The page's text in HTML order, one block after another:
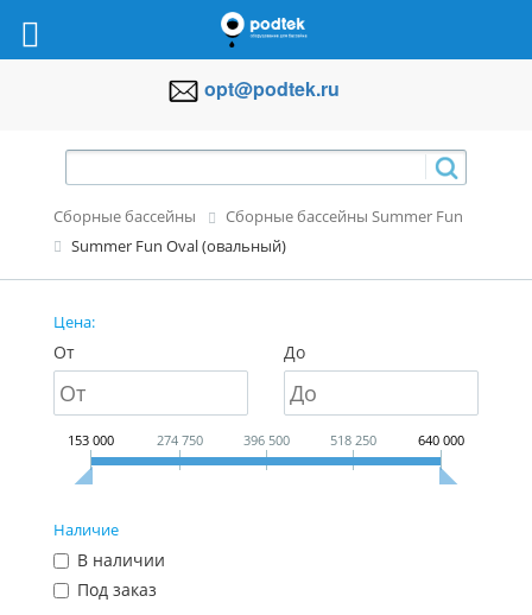
opt@podtek.ru
Сборные бассейны
Сборные бассейны Summer Fun
Summer Fun Oval (овальный)
Цена:
От До
153 000 274 750 396 500 518 250 640 000
Наличие
В наличии
Под заказ